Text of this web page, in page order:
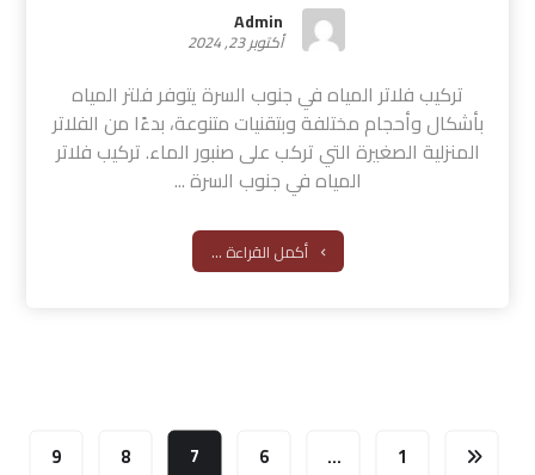
Admin
أكتوبر 23, 2024
تركيب فلاتر المياه في جنوب السرة يتوفر فلتر المياه
بأشكال وأحجام مختلفة وبتقنيات متنوعة، بدءًا من الفلاتر
المنزلية الصغيرة التي تركب على صنبور الماء. تركيب فلاتر
المياه في جنوب السرة ...
أكمل القراءة ...
1
…
6
7
8
9